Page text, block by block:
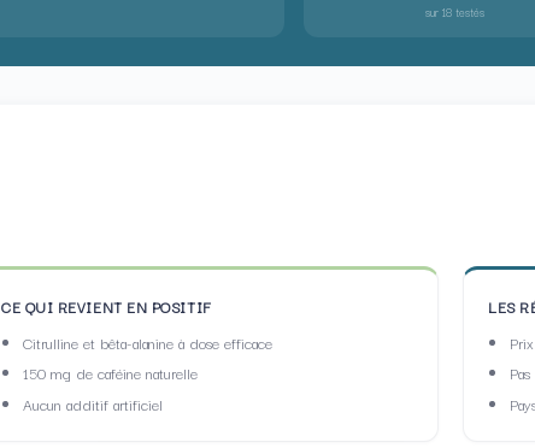
sur 18 testés
CE QUI REVIENT EN POSITIF
Citrulline et bêta-alanine à dose efficace
150 mg de caféine naturelle
Aucun additif artificiel
LES